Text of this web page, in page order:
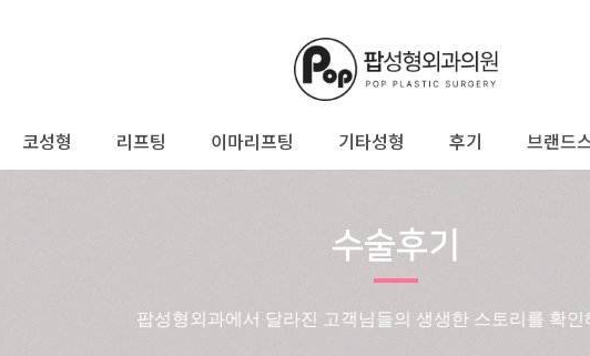
코성형 리프팅 이마리프팅 기타성형 후기 브랜드
수술후기
팝성형외과에서 달라진 고객님들의 생생한 스토리를 확인